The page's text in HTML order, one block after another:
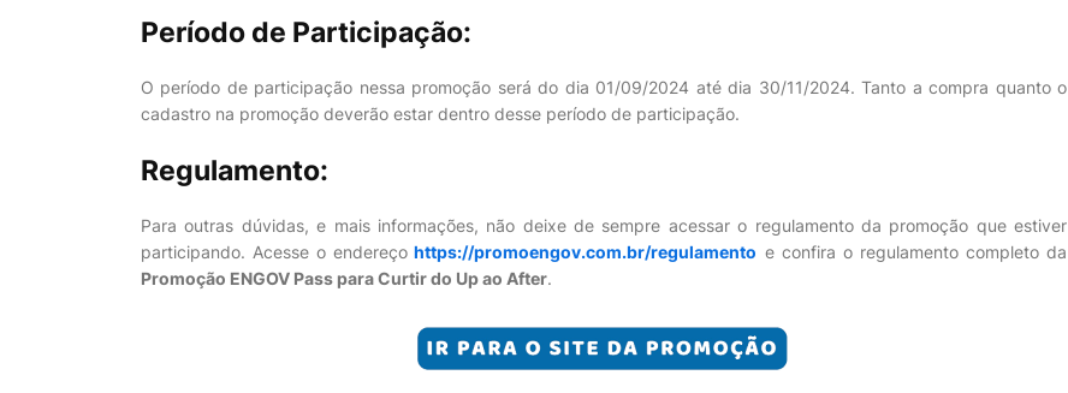
Período de Participação:
O período de participação nessa promoção será do dia 01/09/2024 até dia 30/11/2024. Tanto a compra quanto o
cadastro na promoção deverão estar dentro desse período de participação.
Regulamento:
Para outras dúvidas, e mais informações, não deixe de sempre acessar o regulamento da promoção que estiver
participando. Acesse o endereço https://promoengov.com.br/regulamento e confira o regulamento completo da
Promoção ENGOV Pass para Curtir do Up ao After.